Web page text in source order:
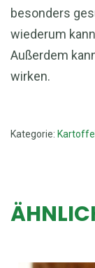
besonders
wiederum
Außerdem
wirken.
Kategorie: